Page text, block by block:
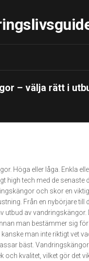
– välja rätt i
Höga eller låga. Enkla
high tech med de senaste
och skor en
Från en nybörjare till
utbud av vandringskängor.
man bestämmer sig för
man inte riktigt vet
bäst.
och kvalitet, vilket gör det